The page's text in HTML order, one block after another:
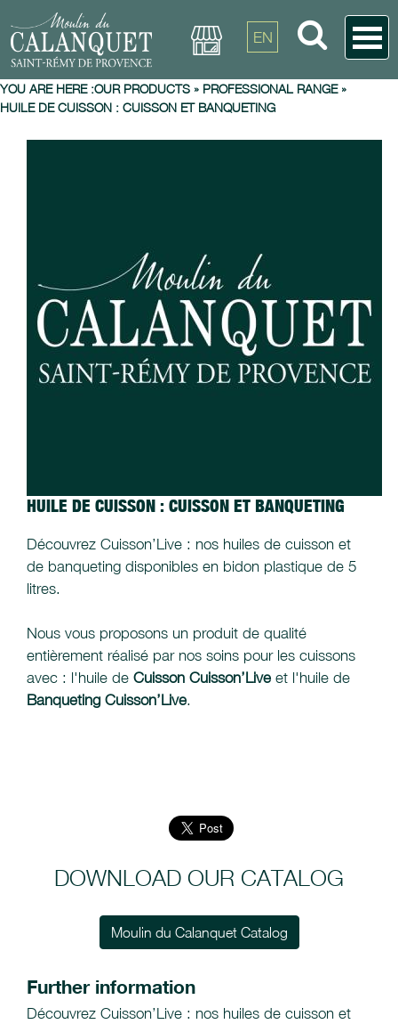
EN
YOU ARE HERE :OUR PRODUCTS » PROFESSIONAL RANGE»
HUILE DE CUISSON : CUISSON ET BANQUETING
HUILE DE CUISSON : CUISSON ET BANQUETING
Découvrez Cuisson’Live : nos huiles de cuisson et
de banqueting disponibles en bidon plastique de 5
litres.
Nous vous proposons un produit de qualité
entièrement réalisé par nos soins pour les cuissons
avec : l'huile de Cuisson Cuisson’Live et l'huile de
Banqueting Cuisson’Live.
DOWNLOAD OUR CATALOG
Moulin du Calanquet Catalog
Further information
Découvrez Cuisson’Live : nos huiles de cuisson et